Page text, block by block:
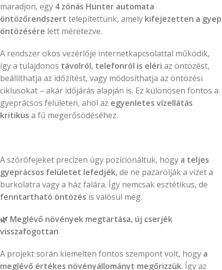
maradjon, egy 4 zónás Hunter automata
öntözőrendszert telepítettünk, amely kifejezetten a gyep
öntözésére lett méretezve.
A rendszer okos vezérlője internetkapcsolattal működik,
így a tulajdonos távolról, telefonról is eléri az öntözést,
beállíthatja az időzítést, vagy módosíthatja az öntözési
ciklusokat – akár időjárás alapján is. Ez különösen fontos a
gyeprácsos felületen, ahol az egyenletes vízellátás
kritikus a fű megerősödéséhez.
A szórófejeket precízen úgy pozícionáltuk, hogy a teljes
gyeprácsos felületet lefedjék, de ne pazarolják a vizet a
burkolatra vagy a ház falára. Így nemcsak esztétikus, de
fenntartható öntözés is valósul meg.
🌿 Meglévő növények megtartása, új cserjék
visszafogottan
A projekt során kiemelten fontos szempont volt, hogy a
meglévő értékes növényállományt megőrizzük. Így az